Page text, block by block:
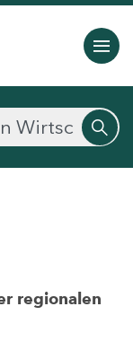
regionalen